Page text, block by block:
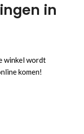
in
winkel wordt
komen!